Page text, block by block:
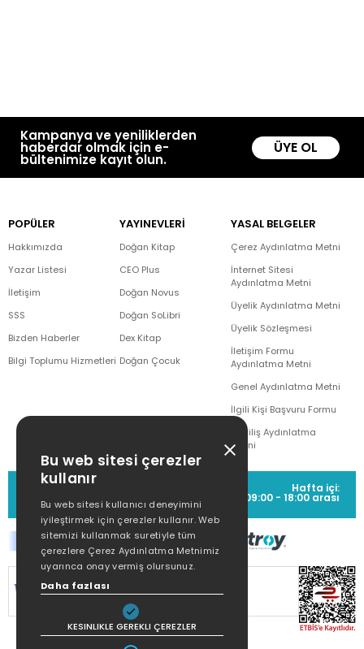
Kampanya ve yeniliklerden
haberdar olmak için e-
bültenimize kayıt olun.
ÜYE OL
POPÜLER
Hakkımızda
Yazar Listesi
İletişim
SSS
Bizden Haberler
Bilgi Toplumu Hizmetleri
YAYINEVLERİ
Doğan Kitap
CEO Plus
Doğan Novus
Doğan SoLibri
Dex Kitap
Doğan Çocuk
YASAL BELGELER
Çerez Aydınlatma Metni
İnternet Sitesi
Aydınlatma Metni
Üyelik Aydınlatma Metni
Üyelik Sözleşmesi
İletişim Formu
Aydınlatma Metni
Genel Aydınlatma Metni
İlgili Kişi Başvuru Formu
Çekiliş Aydınlatma
Metni
MÜŞTERİ HİZMETLERİ
(0212) 373 77 00
Hafta içi:
09:00 - 18:00 arası
SİTEMİZ
KORUNMAKTADIR.
Bu web sitesi çerezler
kullanır
Bu web sitesi kullanıcı deneyimini
iyileştirmek için çerezler kullanır. Web
sitemizi kullanmak suretiyle tüm
çerezlere Çerez Aydınlatma Metnimiz
uyarınca onay vermiş olursunuz.
Daha fazlası
KESINLIKLE GEREKLI ÇEREZLER